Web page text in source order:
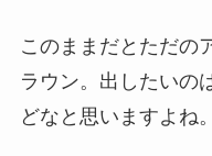
このままだとただの
ラウン。出したいの
どなと思いますよね。